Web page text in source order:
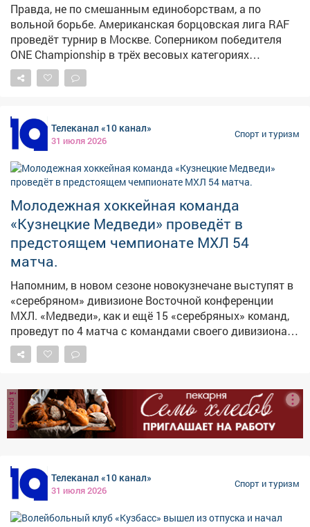
Правда, не по смешанным единоборствам, а по
вольной борьбе. Американская борцовская лига RAF
проведёт турнир в Москве. Соперником победителя
ONE Championship в трёх весовых категориях
Анатолия Малыхина будет представитель бойцовской
лиги PFL иранец Пуйя Рахмани. Напомним, за карьеру
поражение. На счету Рахмани - 6 побед и ни одного
поражения.Телеканал «10 канал»
31 июля 2026
Спорт и туризм
Молодежная хоккейная команда
«Кузнецкие Медведи» проведёт в
предстоящем чемпионате МХЛ 54
матча.
Напомним, в новом сезоне новокузнечане выступят в
«серебряном» дивизионе Восточной конференции
МХЛ. «Медведи», как и ещё 15 «серебряных» команд,
проведут по 4 матча с командами своего дивизиона,
ещё по 2 - с соперниками из «золотого» своей
конференции, 4 встречи − с западными коллективами
дополнительных игры, которые нужны, чтобы довести
число матчей до 54. Друг с другом сыграют
соперники равного уровня. Регулярный чемпионат
пройдёт с 6 сентября 2026-го по 22 марта 2027 года. В
Кубок Вызова в феврале. «Кузнецкие Медведи» начнут
«регулярку» 13 сентября домашним поединком против
реклама
Телеканал «10 канал»
31 июля 2026
Спорт и туризм